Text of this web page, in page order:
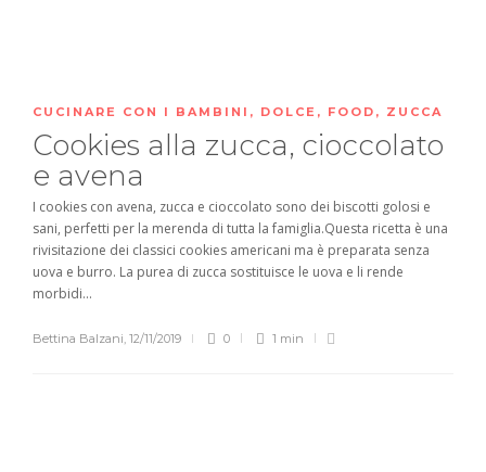
CUCINARE CON I BAMBINI , DOLCE , FOOD , ZUCCA
Cookies alla zucca, cioccolato
e avena
I cookies con avena, zucca e cioccolato sono dei biscotti golosi e
sani, perfetti per la merenda di tutta la famiglia.Questa ricetta è una
rivisitazione dei classici cookies americani ma è preparata senza
uova e burro. La purea di zucca sostituisce le uova e li rende
morbidi...
Bettina Balzani, 12/11/2019 0 1 min